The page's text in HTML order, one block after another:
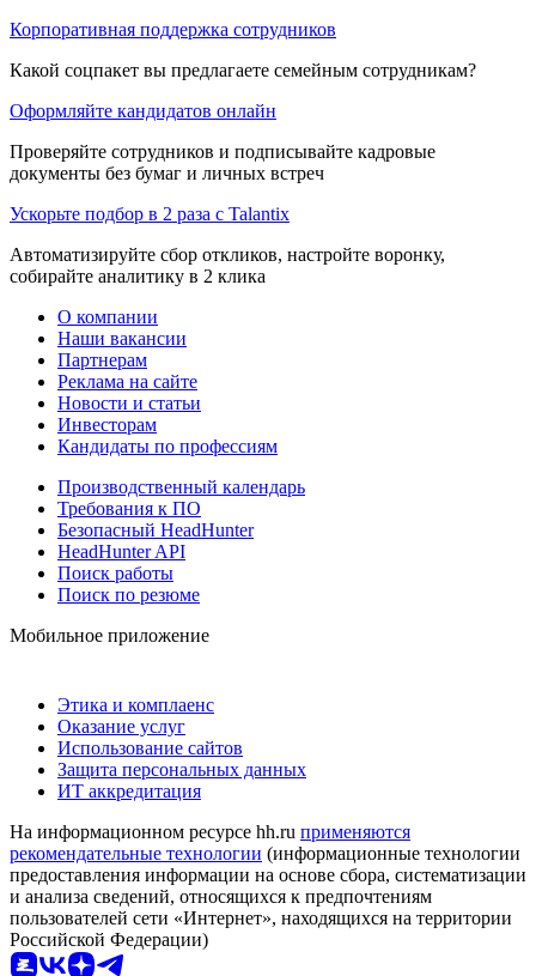
Корпоративная поддержка сотрудников
Какой соцпакет вы предлагаете семейным сотрудникам?
Оформляйте кандидатов онлайн
Проверяйте сотрудников и подписывайте кадровые
документы без бумаг и личных встреч
Ускорьте подбор в 2 раза с Talantix
Автоматизируйте сбор откликов, настройте воронку,
собирайте аналитику в 2 клика
О компании
Наши вакансии
Партнерам
Реклама на сайте
Новости и статьи
Инвесторам
Кандидаты по профессиям
Производственный календарь
Требования к ПО
Безопасный HeadHunter
HeadHunter API
Поиск работы
Поиск по резюме
Мобильное приложение
Этика и комплаенс
Оказание услуг
Использование сайтов
Защита персональных данных
ИТ аккредитация
На информационном ресурсе hh.ru применяются
рекомендательные технологии (информационные технологии
предоставления информации на основе сбора, систематизации
и анализа сведений, относящихся к предпочтениям
пользователей сети «Интернет», находящихся на территории
Российской Федерации)